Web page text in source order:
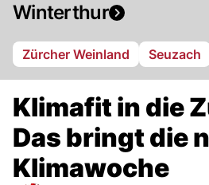
Winterthur
Zürcher Weinland Seuzach
Klimafit in die
Das bringt die
Klimawoche